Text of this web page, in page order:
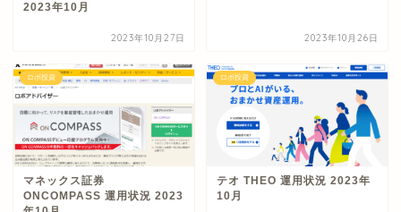
2023年10月
2023年10月27日 2023年10月26日
ロボ投資
マネックス証券
ONCOMPASS 運用状況 2023
ロボ投資
テオ THEO 運用状況 2023年
10月